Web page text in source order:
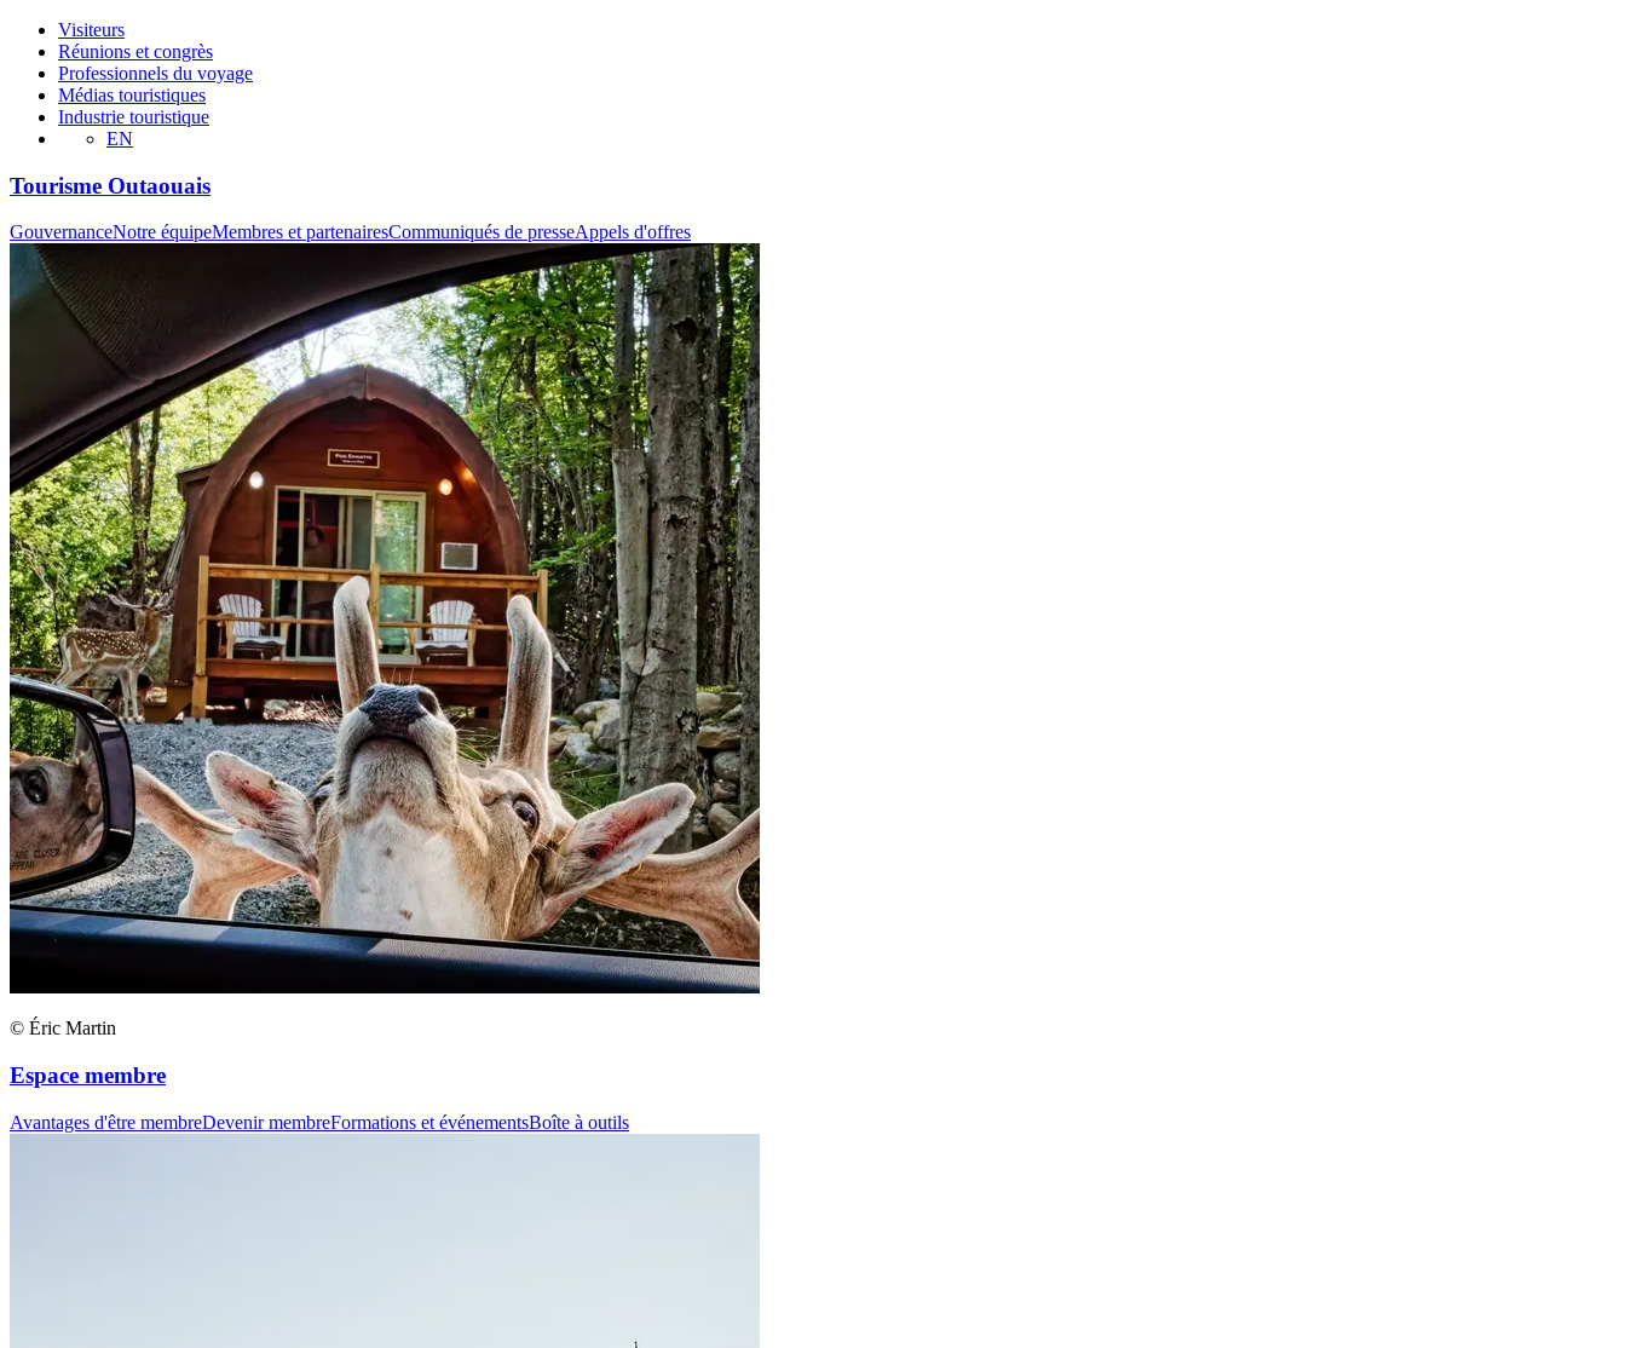
Visiteurs
Réunions et congrès
Professionnels du voyage
Médias touristiques
Industrie touristique
EN
Tourisme Outaouais
GouvernanceNotre équipeMembres et partenairesCommuniqués de presseAppels d'offres
© Éric Martin
Espace membre
Avantages d'être membreDevenir membreFormations et événementsBoîte à outils